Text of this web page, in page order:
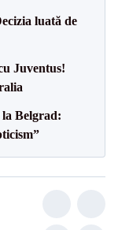
luată de
Juventus!
Belgrad: